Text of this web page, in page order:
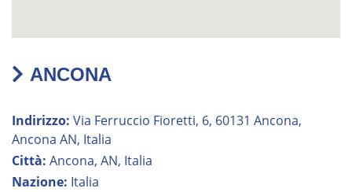
ANCONA
Indirizzo: Via Ferruccio Fioretti, 6, 60131 Ancona,
Ancona AN, Italia
Città: Ancona, AN, Italia
Nazione: Italia